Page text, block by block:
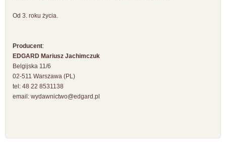
Od 3. roku życia.
Producent:
EDGARD Mariusz Jachimczuk
Belgijska 11/6
02-511 Warszawa (PL)
tel: 48 22 8531138
email: wydawnictwo@edgard.pl